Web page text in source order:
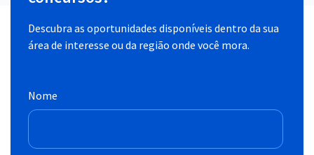
Descubra as oportunidades disponíveis dentro da sua
área de interesse ou da região onde você mora.
Nome